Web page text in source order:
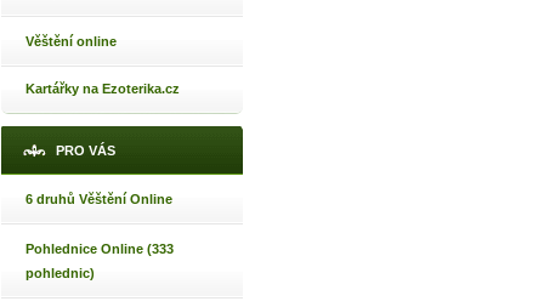
Věštění online
Kartářky na Ezoterika.cz
PRO VÁS
6 druhů Věštění Online
Pohlednice Online (333
pohlednic)